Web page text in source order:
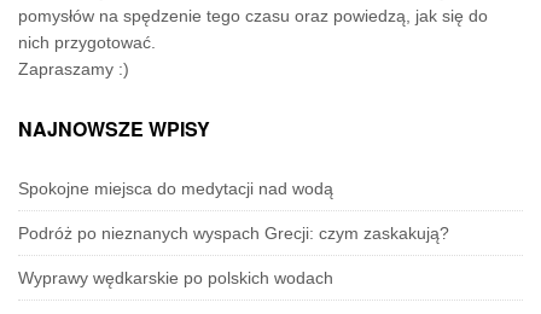
pomysłów na spędzenie tego czasu oraz powiedzą, jak się do
nich przygotować.
Zapraszamy :)
NAJNOWSZE WPISY
Spokojne miejsca do medytacji nad wodą
Podróż po nieznanych wyspach Grecji: czym zaskakują?
Wyprawy wędkarskie po polskich wodach